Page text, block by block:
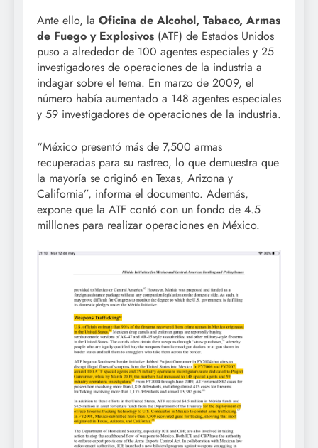
Ante ello, la Oficina de Alcohol, Tabaco, Armas
de Fuego y Explosivos (ATF) de Estados Unidos
puso a alrededor de 100 agentes especiales y 25
investigadores de operaciones de la industria a
indagar sobre el tema. En marzo de 2009, el
número había aumentado a 148 agentes especiales
y 59 investigadores de operaciones de la industria.
“México presentó más de 7,500 armas
recuperadas para su rastreo, lo que demuestra que
la mayoría se originó en Texas, Arizona y
California”, informa el documento. Además,
expone que la ATF contó con un fondo de 4.5
milllones para realizar operaciones en México.